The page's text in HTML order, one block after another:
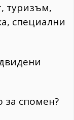
туризъм,
специални
спомен?